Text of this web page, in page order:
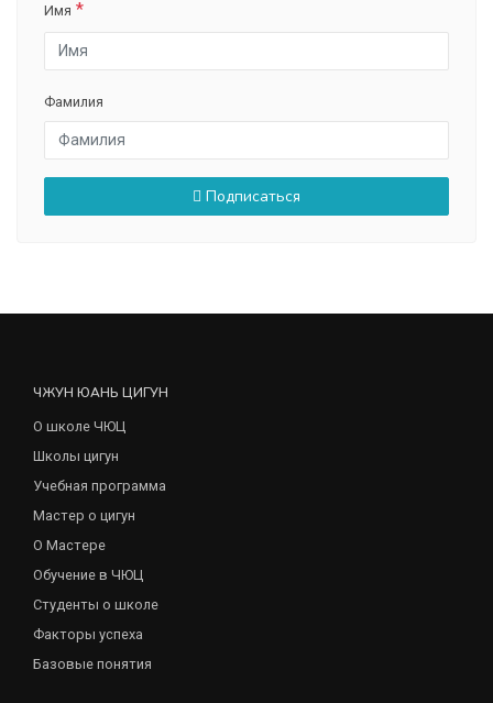
Имя
Фамилия
Подписаться
ЧЖУН ЮАНЬ ЦИГУН
О школе ЧЮЦ
Школы цигун
Учебная программа
Мастер о цигун
О Мастере
Обучение в ЧЮЦ
Студенты о школе
Факторы успеха
Базовые понятия